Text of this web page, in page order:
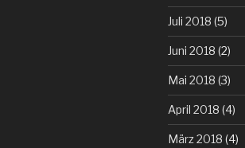
Juli 2018 (5)
Juni 2018 (2)
Mai 2018 (3)
April 2018 (4)
März 2018 (4)